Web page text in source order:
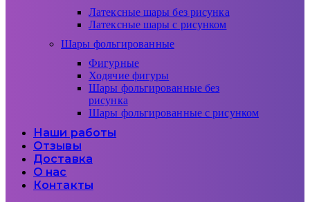
Латексные шары без рисунка
Латексные шары с рисунком
Шары фольгированные
Фигурные
Ходячие фигуры
Шары фольгированные без
рисунка
Шары фольгированные с рисунком
Наши работы
Отзывы
Доставка
О нас
Контакты